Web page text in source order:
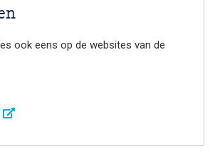
ook eens op de websites van de